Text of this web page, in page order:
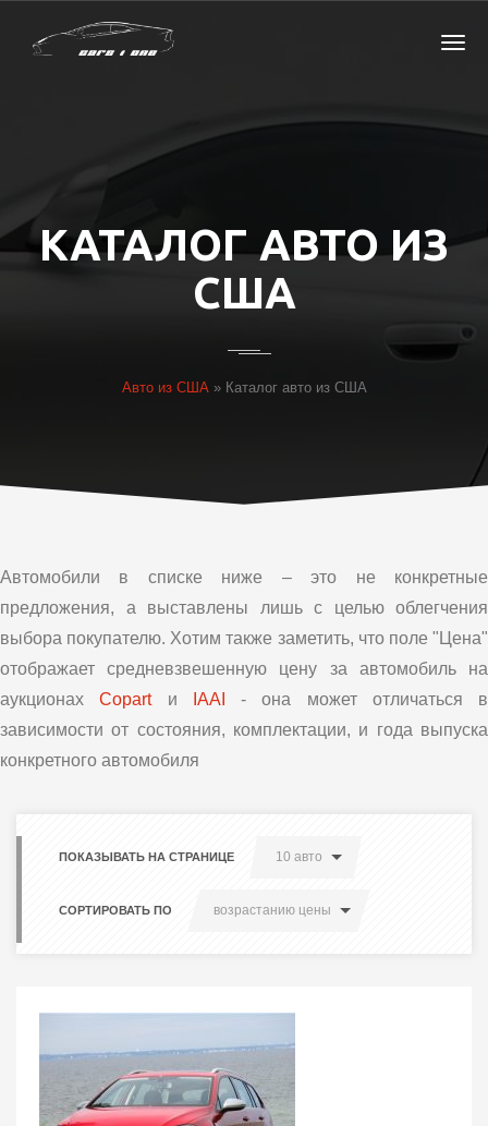
КАТАЛОГ АВТО ИЗ
США
Авто из США» Каталог авто из США
Автомобили в списке ниже – это не конкретные
предложения, а выставлены лишь с целью облегчения
выбора покупателю. Хотим также заметить, что поле "Цена"
отображает средневзвешенную цену за автомобиль на
аукционахCopartи IAAI
- она может отличаться в
зависимости от состояния, комплектации, и года выпуска
конкретного автомобиля
ПОКАЗЫВАТЬ НА СТРАНИЦЕ 10 авто
СОРТИРОВАТЬ ПО возрастанию цены